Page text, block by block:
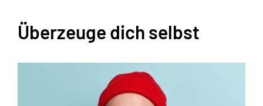
Überzeuge dich selbst